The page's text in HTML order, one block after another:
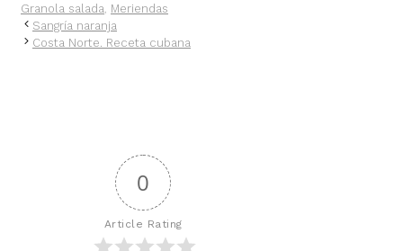
Granola salada Meriendas
Sangría naranja
Costa Norte. Receta cubana
0
Article Rating